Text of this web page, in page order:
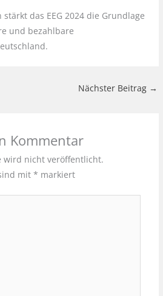
das EEG 2024 die Grundlage
und bezahlbare
Nächster Beitrag →
Kommentar
wird nicht veröffentlicht.
mit * markiert